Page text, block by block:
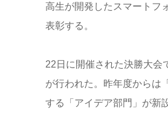
高生が開発したスマートフ
表彰する。
22 日に開催された決勝大会
が行われた。昨年度からは
する「アイデア部門」が新